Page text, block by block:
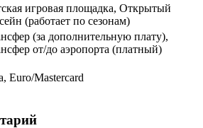
игровая площадка, Открытый
(работает по сезонам)
(за дополнительную плату),
от/до аэропорта (платный)
Euro/Mastercard